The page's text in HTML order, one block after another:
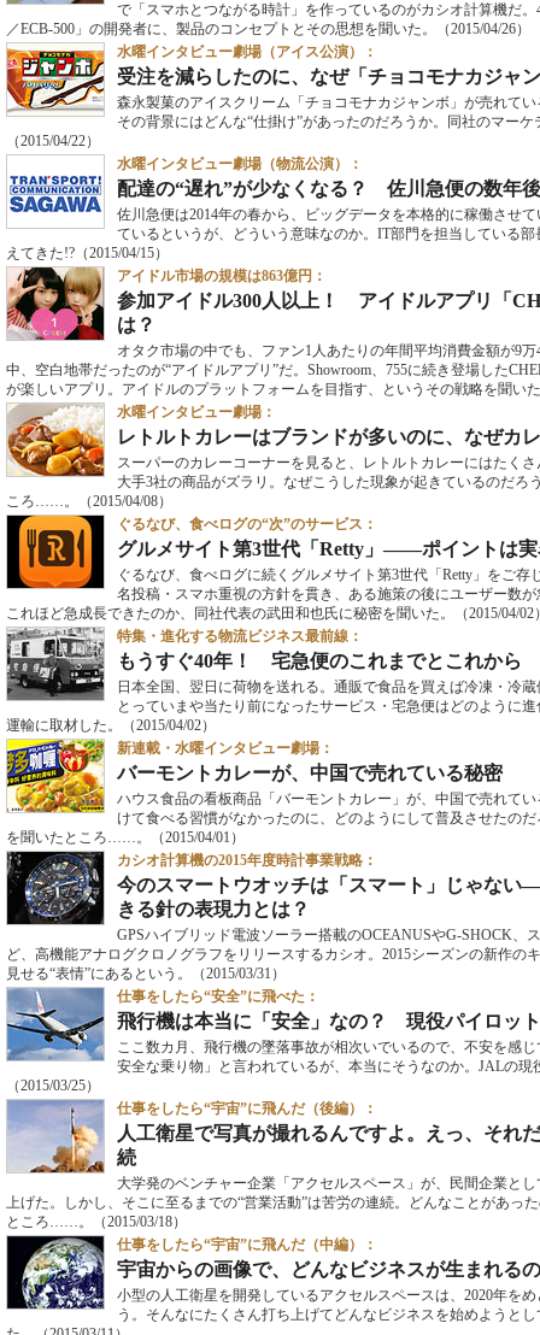
で「スマホとつながる時計」を作っているのがカシオ計算機だ
／ECB-500」の開発者に、製品のコンセプトとその思想を聞いた。
（2015/04/26）
水曜インタビュー劇場（アイス公演）：
受注を減らしたのに、なぜ「チョコモナカジャ
森永製菓のアイスクリーム「チョコモナカジャンボ」が売れて
その背景にはどんな“仕掛け”があったのだろうか。同社のマー
（2015/04/22）
水曜インタビュー劇場（物流公演）：
配達の“遅れ”が少なくなる？ 佐川急便の数年後
佐川急便は2014年の春から、ビッグデータを本格的に稼働させ
ているというが、どういう意味なのか。IT部門を担当している
えてきた!? （2015/04/15）
アイドル市場の規模は863億円：
参加アイドル300人以上！ アイドルアプリ「
は？
オタク市場の中でも、ファン1人あたりの年間平均消費金額が9
中、空白地帯だったのが“アイドルアプリ”だ。Showroom、755に続き登場した
が楽しいアプリ。アイドルのプラットフォームを目指す、というその戦略を聞い
水曜インタビュー劇場：
レトルトカレーはブランドが多いのに、なぜカ
スーパーのカレーコーナーを見ると、レトルトカレーにはたく
大手3社の商品がズラリ。なぜこうした現象が起きているのだろ
ころ……。
（2015/04/08）
ぐるなび、食べログの“次”のサービス：
グルメサイト第3世代「Retty」――ポイントは
ぐるなび、食べログに続くグルメサイト第3世代「Retty」をご
名投稿・スマホ重視の方針を貫き、ある施策の後にユーザー数
これほど急成長できたのか、同社代表の武田和也氏に秘密を聞いた。
（2015/04/02
特集・進化する物流ビジネス最前線：
もうすぐ40年！ 宅急便のこれまでとこれから
日本全国、翌日に荷物を送れる。通販で食品を買えば冷凍・冷
とっていまや当たり前になったサービス・宅急便はどのように
運輸に取材した。
（2015/04/02）
新連載・水曜インタビュー劇場：
バーモントカレーが、中国で売れている秘密
ハウス食品の看板商品「バーモントカレー」が、中国で売れて
けて食べる習慣がなかったのに、どのようにして普及させたの
を聞いたところ……。
（2015/04/01）
カシオ計算機の2015年度時計事業戦略：
今のスマートウオッチは「スマート」じゃな
きる針の表現力とは？
GPSハイブリッド電波ソーラー搭載のOCEANUSやG-SHOCK、
ど、高機能アナログクロノグラフをリリースするカシオ。2015シーズンの新作の
見せる“表情”にあるという。
（2015/03/31）
仕事をしたら“安全”に飛べた：
飛行機は本当に「安全」なの？ 現役パイロッ
ここ数カ月、飛行機の墜落事故が相次いでいるので、不安を感
安全な乗り物」と言われているが、本当にそうなのか。JALの現
（2015/03/25）
仕事をしたら“宇宙”に飛んだ（後編）：
人工衛星で写真が撮れるんですよ。えっ、それ
続
大学発のベンチャー企業「アクセルスペース」が、民間企業と
上げた。しかし、そこに至るまでの“営業活動”は苦労の連続。どんなことがあっ
ところ……。
（2015/03/18）
仕事をしたら“宇宙”に飛んだ（中編）：
宇宙からの画像で、どんなビジネスが生まれる
小型の人工衛星を開発しているアクセルスペースは、2020年を
う。そんなにたくさん打ち上げてどんなビジネスを始めようと